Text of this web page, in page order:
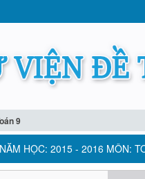
9
HỌC: 2015 - 2016 MÔN: